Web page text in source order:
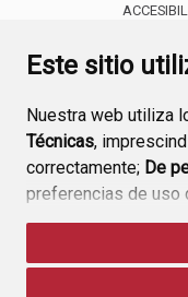
Este sitio
Nuestra web utiliza
Técnicas,
correctamente; De
preferencias de uso
funcionamiento de
Si acepta pulsando
consideramos que